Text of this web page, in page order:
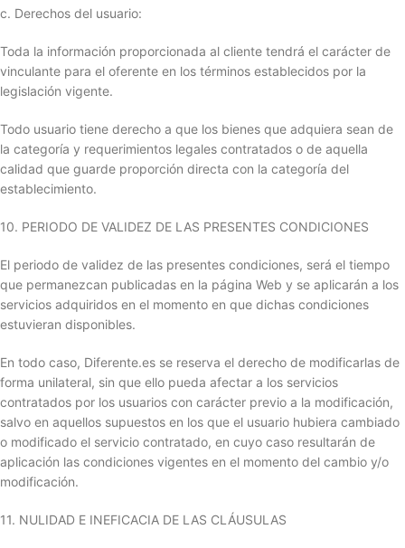
c. Derechos del usuario:
Toda la información proporcionada al cliente tendrá el carácter de
vinculante para el oferente en los términos establecidos por la
legislación vigente.
Todo usuario tiene derecho a que los bienes que adquiera sean de
la categoría y requerimientos legales contratados o de aquella
calidad que guarde proporción directa con la categoría del
establecimiento.
10. PERIODO DE VALIDEZ DE LAS PRESENTES CONDICIONES
El periodo de validez de las presentes condiciones, será el tiempo
que permanezcan publicadas en la página Web y se aplicarán a los
servicios adquiridos en el momento en que dichas condiciones
estuvieran disponibles.
En todo caso, Diferente.es se reserva el derecho de modificarlas de
forma unilateral, sin que ello pueda afectar a los servicios
contratados por los usuarios con carácter previo a la modificación,
salvo en aquellos supuestos en los que el usuario hubiera cambiado
o modificado el servicio contratado, en cuyo caso resultarán de
aplicación las condiciones vigentes en el momento del cambio y/o
modificación.
11. NULIDAD E INEFICACIA DE LAS CLÁUSULAS